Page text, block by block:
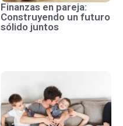
Finanzas en pareja:
Construyendo un futuro
sólido juntos